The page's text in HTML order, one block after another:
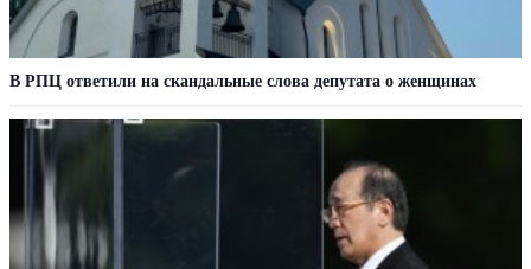
В РПЦ ответили на скандальные слова депутата о женщинах